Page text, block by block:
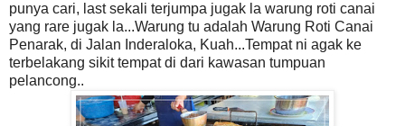
punya cari, last sekali terjumpa jugak la warung roti canai
yang rare jugak la...Warung tu adalah Warung Roti Canai
Penarak, di Jalan Inderaloka, Kuah...Tempat ni agak ke
terbelakang sikit tempat di dari kawasan tumpuan
pelancong..